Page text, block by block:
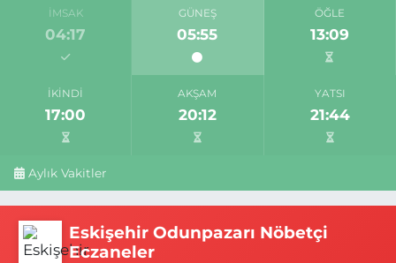
İMSAK
04:17
GÜNEŞ
05:55
ÖĞLE
13:09
İKINDI
17:00
AKŞAM
20:12
YATSI
21:44
Aylık Vakitler
Eskişehir Odunpazarı Nöbetçi
Eczaneler